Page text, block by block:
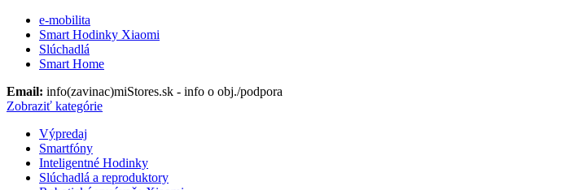
e-mobilita
Smart Hodinky Xiaomi
Slúchadlá
Smart Home
Email: info(zavinac)miStores.sk - info o obj./podpora
Zobraziť kategórie
Výpredaj
Smartfóny
Inteligentné Hodinky
Slúchadlá a reproduktory